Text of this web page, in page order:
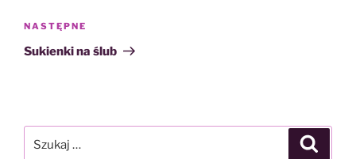
Następny
wpis
NASTĘPNE
Sukienki na ślub